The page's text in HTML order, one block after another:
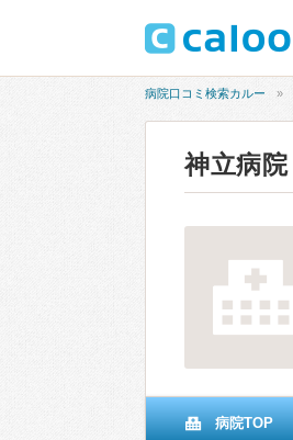
病院口コミ検索カルー
神立病院
病院TOP